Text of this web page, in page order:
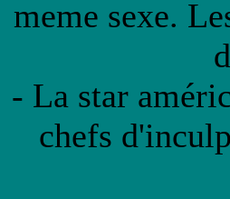
meme sexe.
- La star
chefs